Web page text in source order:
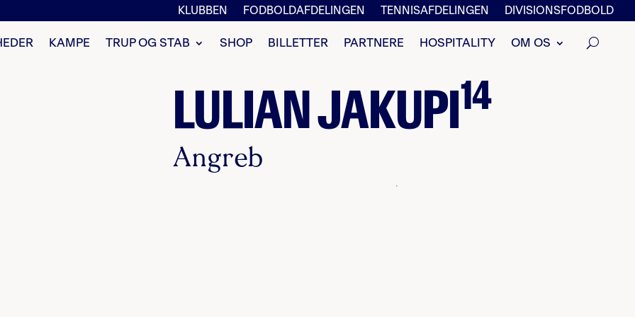
KLUBBEN FODBOLDAFDELINGEN TENNISAFDELINGEN DIVISIONSFODBOLD
KAMPE TRUP OG STAB SHOP BILLETTER PARTNERE HOSPITALITY OM OS
LULIAN JAKUPI 14
Angreb